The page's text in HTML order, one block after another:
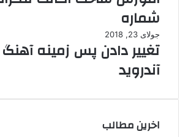
شماره
جولای 23, 2018
تغییر دادن پس زمینه
آندروید
اخرین مطالب